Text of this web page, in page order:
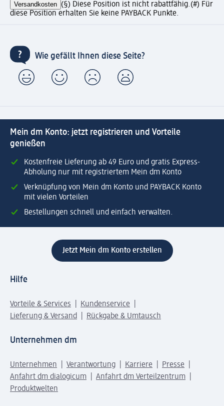
Versandkosten (§) Diese Position ist nicht rabattfähig.(#) Für
diese Position erhalten Sie keine PAYBACK Punkte.
Wie gefällt Ihnen diese Seite?
Mein dm Konto: jetzt registrieren und Vorteile
genießen
Kostenfreie Lieferung ab 49 Euro und gratis Express-
Abholung nur mit registriertem Mein dm Konto
Verknüpfung von Mein dm Konto und PAYBACK Konto
mit vielen Vorteilen
Bestellungen schnell und einfach verwalten.
Jetzt Mein dm Konto erstellen
Hilfe
Vorteile & Services
Kundenservice
Lieferung & Versand
Rückgabe & Umtausch
Unternehmen dm
Unternehmen Verantwortung Karriere
Presse
Anfahrt dm dialogicum
Anfahrt dm Verteilzentrum
Produktwelten